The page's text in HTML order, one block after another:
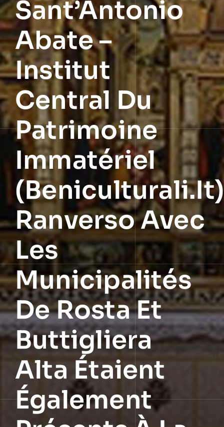
Sant’Antonio
Abate –
Institut
Central Du
Patrimoine
Immatériel
(beniculturali.it)
Ranverso Avec
Les
Municipalités
De Rosta Et
Buttigliera
Alta Étaient
Également